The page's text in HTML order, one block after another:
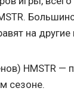
на другие
HMSTR —
сезоне.